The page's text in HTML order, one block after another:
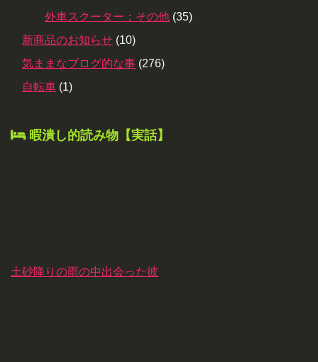
外車スクーター：その他 (35)
新商品のお知らせ (10)
気ままなブログ的な事 (276)
自転車 (1)
暇潰し的読み物【実話】
土砂降りの雨の中出会った彼